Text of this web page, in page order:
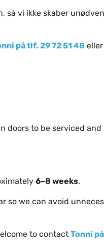
så vi ikke skaber
på tlf. 29 72 51 48
doors to be serviced and
6–8 weeks.
so we can avoid
to contact Tonni